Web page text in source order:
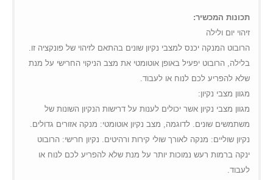
תכונות המכשיר:
זיהוי יום ולילה
הרובוט המנקה יכנס למצבי נקיון שונים בהתאם לזיהוי של פונקציה זו.
בלילה, הרובוט יפעיל באופן אוטומטי את מצב הניקוי החרישי על מנת
שלא להפריע לכם לנוח או לעבוד.
מגוון מצבי נקיון:
מגוון מצבי נקיון אשר יכולים לענות על דרישות הנקיון השונות של
משתמשים שונים. לדוגמה, מצב נקיון אוטומטי: מנקה אזורים גדולים.
נקיון שוליים: מנקה לאורך שולי קירות ורהיטים. נקיון חרישי: הרובוט
ינקה ברמות רעש נמוכות יותר על מנת שלא להפריע לכם לנוח או
לעבוד.